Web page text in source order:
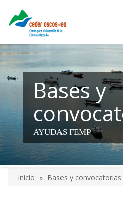
contenido
Bases y
AYUDAS FEMP
Inicio Bases y convocatorias